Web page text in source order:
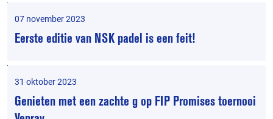
07 november 2023
Eerste editie van NSK padel is een feit!
31 oktober 2023
Genieten met een zachte g op FIP Promises toernooi